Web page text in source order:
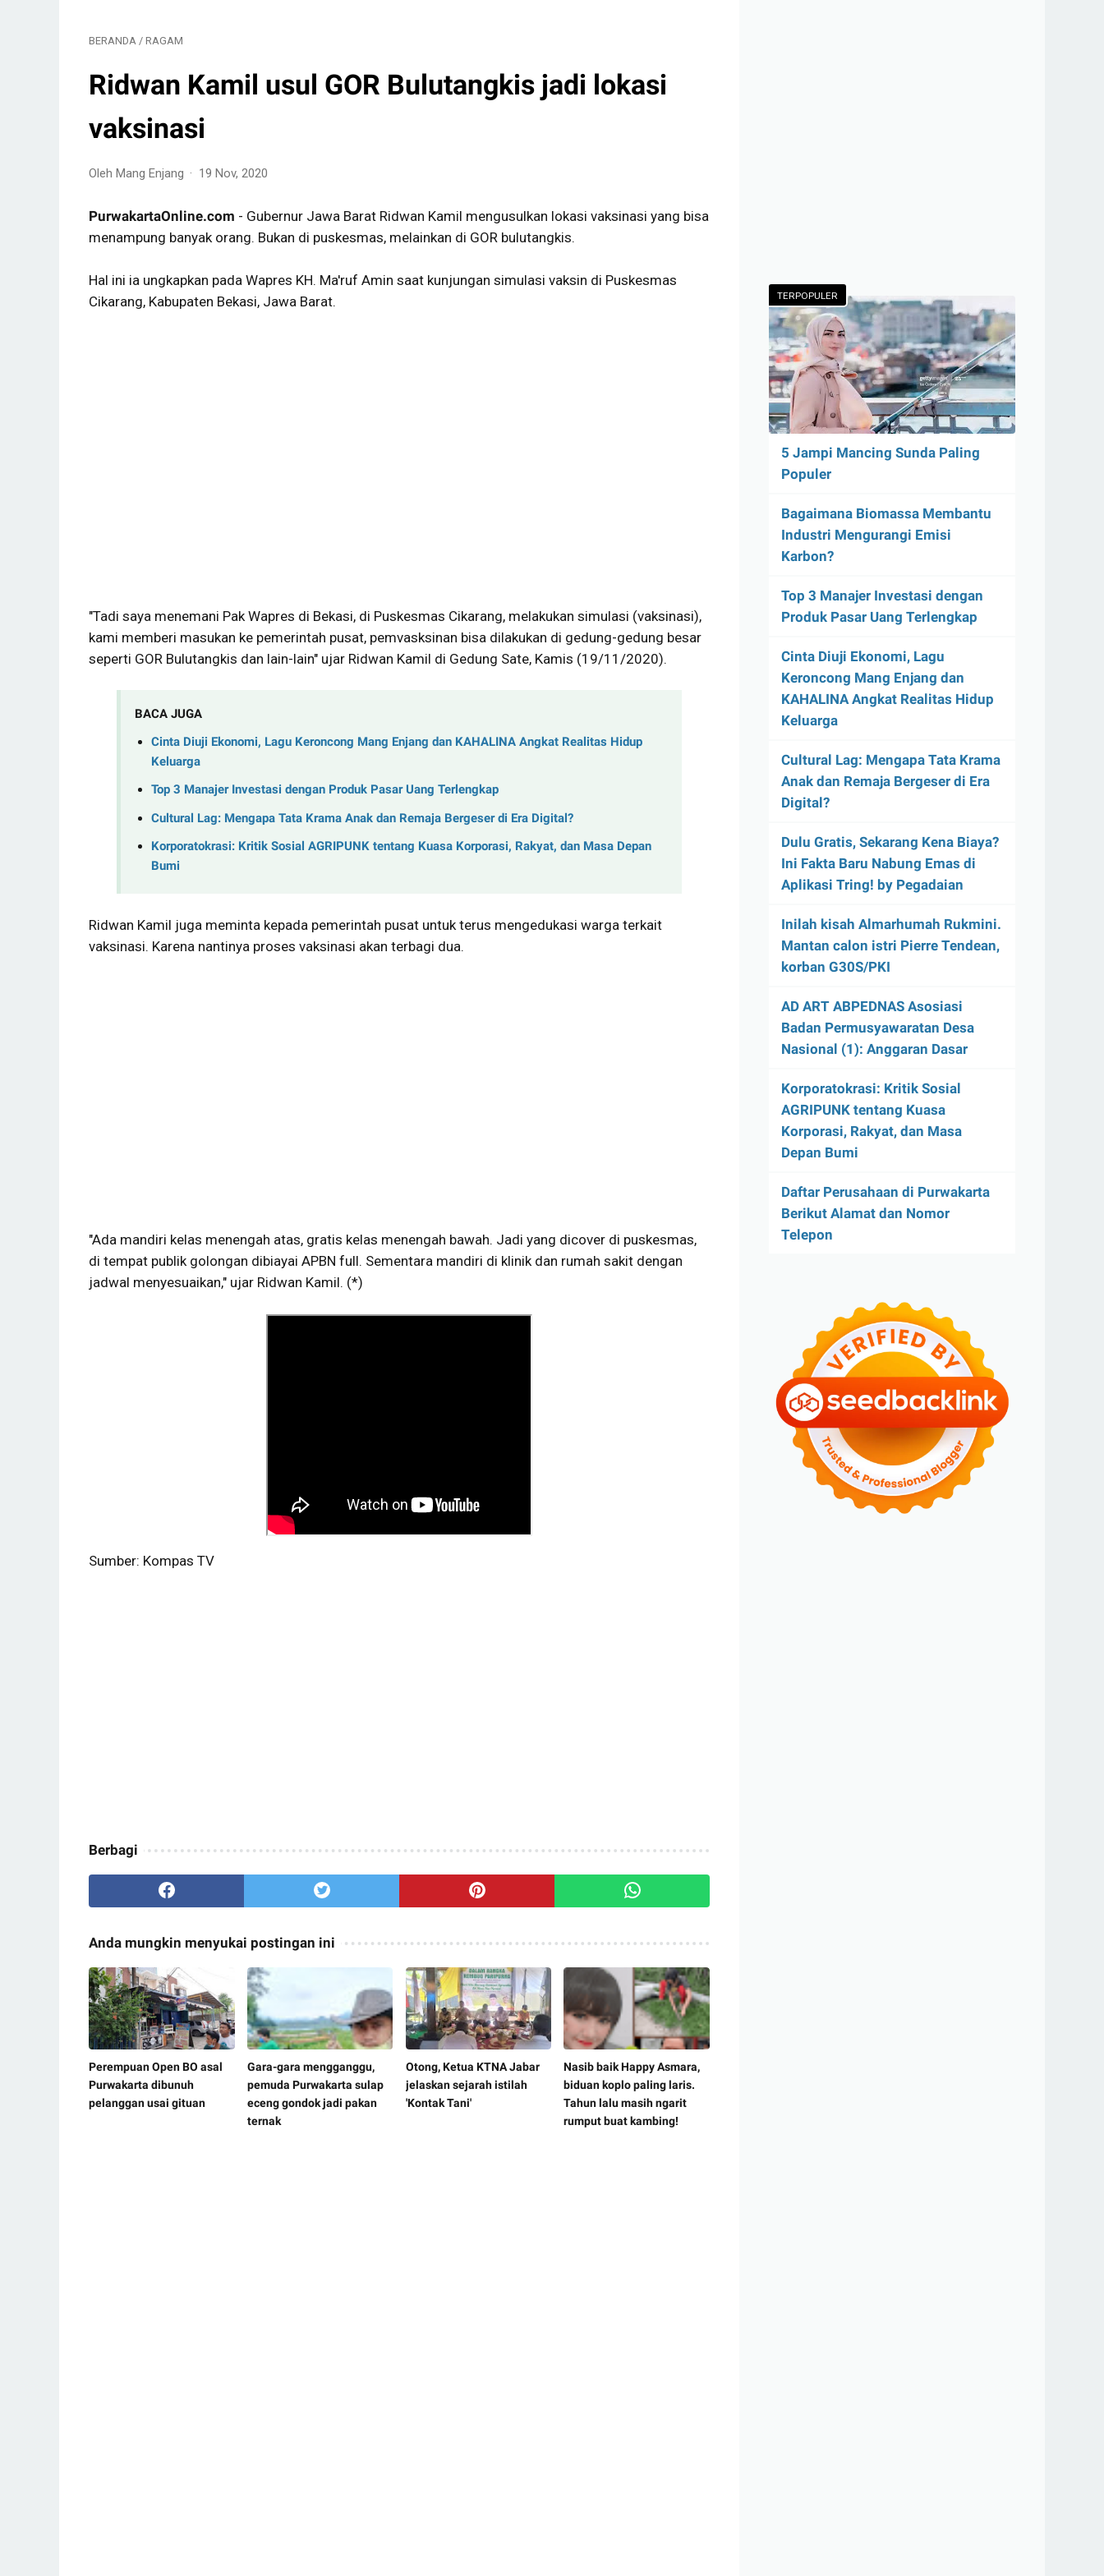
BERANDA / RAGAM
Ridwan Kamil usul GOR Bulutangkis jadi lokasi
vaksinasi
Oleh Mang Enjang 19 Nov, 2020
PurwakartaOnline.com - Gubernur Jawa Barat Ridwan Kamil mengusulkan lokasi vaksinasi yang bisa
menampung banyak orang. Bukan di puskesmas, melainkan di GOR bulutangkis.
Hal ini ia ungkapkan pada Wapres KH. Ma'ruf Amin saat kunjungan simulasi vaksin di Puskesmas
Cikarang, Kabupaten Bekasi, Jawa Barat.
"Tadi saya menemani Pak Wapres di Bekasi, di Puskesmas Cikarang, melakukan simulasi (vaksinasi),
kami memberi masukan ke pemerintah pusat, pemvasksinan bisa dilakukan di gedung-gedung besar
seperti GOR Bulutangkis dan lain-lain" ujar Ridwan Kamil di Gedung Sate, Kamis (19/11/2020).
BACA JUGA
Cinta Diuji Ekonomi, Lagu Keroncong Mang Enjang dan KAHALINA Angkat Realitas Hidup
Keluarga
Top 3 Manajer Investasi dengan Produk Pasar Uang Terlengkap
Cultural Lag: Mengapa Tata Krama Anak dan Remaja Bergeser di Era Digital?
Korporatokrasi: Kritik Sosial AGRIPUNK tentang Kuasa Korporasi, Rakyat, dan Masa Depan
Bumi
Ridwan Kamil juga meminta kepada pemerintah pusat untuk terus mengedukasi warga terkait
vaksinasi. Karena nantinya proses vaksinasi akan terbagi dua.
"Ada mandiri kelas menengah atas, gratis kelas menengah bawah. Jadi yang dicover di puskesmas,
di tempat publik golongan dibiayai APBN full. Sementara mandiri di klinik dan rumah sakit dengan
jadwal menyesuaikan," ujar Ridwan Kamil. (*)
Sumber: Kompas TV
Berbagi
Anda mungkin menyukai postingan ini
Perempuan Open BO asal
Purwakarta dibunuh
pelanggan usai gituan
Gara-gara mengganggu,
pemuda Purwakarta sulap
eceng gondok jadi pakan
ternak
Otong, Ketua KTNA Jabar
jelaskan sejarah istilah
'Kontak Tani'
Nasib baik Happy Asmara,
biduan koplo paling laris.
Tahun lalu masih ngarit
rumput buat kambing!
TERPOPULER
5 Jampi Mancing Sunda Paling
Populer
Bagaimana Biomassa Membantu
Industri Mengurangi Emisi
Karbon?
Top 3 Manajer Investasi dengan
Produk Pasar Uang Terlengkap
Cinta Diuji Ekonomi, Lagu
Keroncong Mang Enjang dan
KAHALINA Angkat Realitas Hidup
Keluarga
Cultural Lag: Mengapa Tata Krama
Anak dan Remaja Bergeser di Era
Digital?
Dulu Gratis, Sekarang Kena Biaya?
Ini Fakta Baru Nabung Emas di
Aplikasi Tring! by Pegadaian
Inilah kisah Almarhumah Rukmini.
Mantan calon istri Pierre Tendean,
korban G30S/PKI
AD ART ABPEDNAS Asosiasi
Badan Permusyawaratan Desa
Nasional (1): Anggaran Dasar
Korporatokrasi: Kritik Sosial
AGRIPUNK tentang Kuasa
Korporasi, Rakyat, dan Masa
Depan Bumi
Daftar Perusahaan di Purwakarta
Berikut Alamat dan Nomor
Telepon